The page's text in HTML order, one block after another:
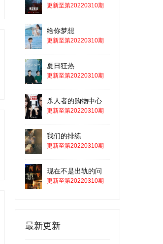
更新至第20220310期
给你梦想
更新至第20220310期
夏日狂热
更新至第20220310期
杀人者的购物中心
更新至第20220310期
我们的排练
更新至第20220310期
现在不是出轨的问
更新至第20220310期
最新更新